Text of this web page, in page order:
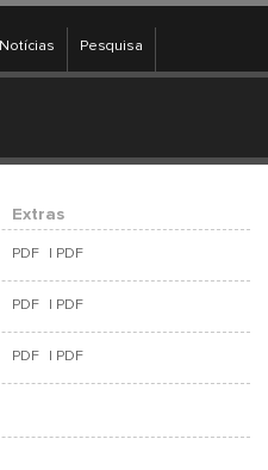
Notícias Pesquisa
Extras
PDF | PDF
PDF | PDF
PDF | PDF